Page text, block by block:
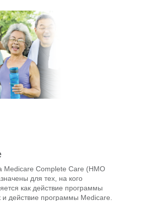
Medicare Complete Care (HMO
для тех, на кого
как действие программы
и действие программы Medicare.​